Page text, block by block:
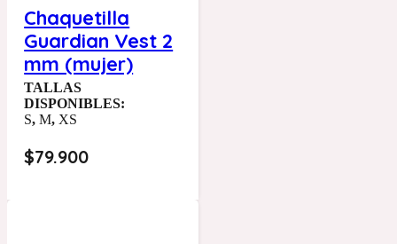
Chaquetilla
Guardian Vest 2
mm (mujer)
TALLAS
DISPONIBLES:
S,M, XS
$79.900